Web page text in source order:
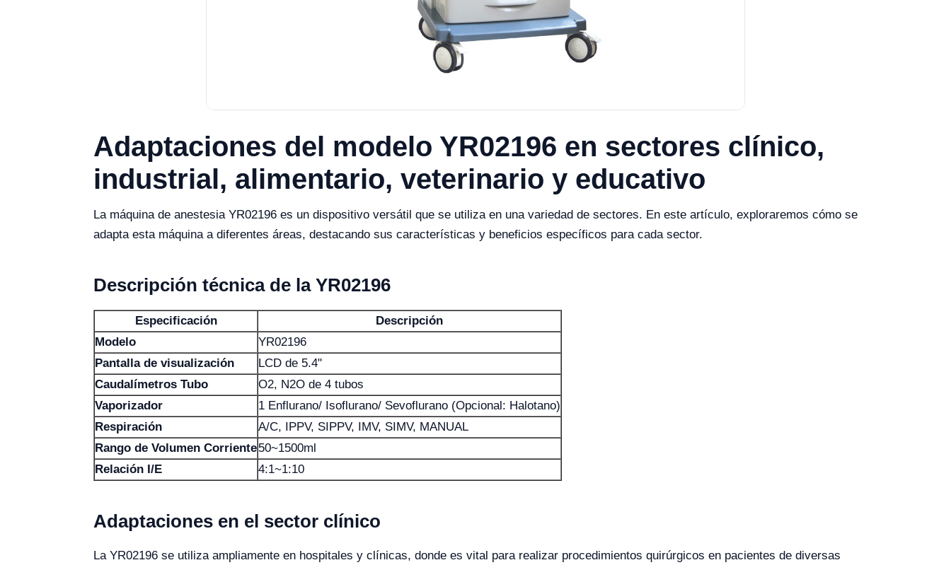
Adaptaciones del modelo YR02196 en sectores clínico,
industrial, alimentario, veterinario y educativo
La máquina de anestesia YR02196 es un dispositivo versátil que se utiliza en una variedad de sectores. En este artículo, exploraremos cómo se
adapta esta máquina a diferentes áreas, destacando sus características y beneficios específicos para cada sector.
Descripción técnica de la YR02196
Especificación
Descripción
Modelo
YR02196
Pantalla de visualización
LCD de 5.4"
Caudalímetros Tubo
O2, N2O de 4 tubos
Vaporizador
1 Enflurano/ Isoflurano/ Sevoflurano (Opcional: Halotano)
Respiración
A/C, IPPV, SIPPV, IMV, SIMV, MANUAL
Rango de Volumen Corriente50~1500ml
Relación I/E
4:1~1:10
Adaptaciones en el sector clínico
La YR02196 se utiliza ampliamente en hospitales y clínicas, donde es vital para realizar procedimientos quirúrgicos en pacientes de diversas